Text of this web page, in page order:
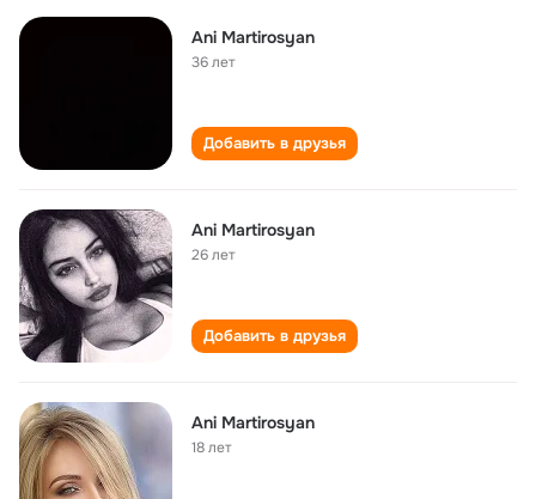
Ani Martirosyan
36 лет
Добавить в друзья
Ani Martirosyan
26 лет
Добавить в друзья
Ani Martirosyan
18 лет